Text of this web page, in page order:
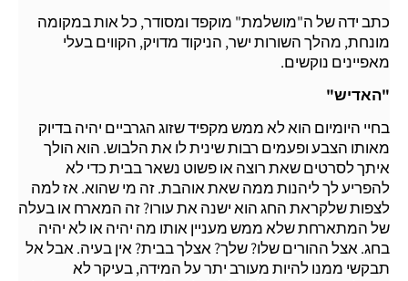
כתב ידה של ה"מושלמת" מוקפד ומסודר, כל אות במקומה
מונחת, מהלך השורות ישר, הניקוד מדויק, הקווים בעלי
מאפיינים נוקשים.
"האדיש"
בחיי היומיום הוא לא ממש מקפיד שזוג הגרביים יהיה בדיוק
מאותו הצבע ופעמים רבות שינית לו את הלבוש. הוא הולך
איתך לסרטים שאת רוצה או פשוט נשאר בבית כדי לא
להפריע לך ליהנות ממה שאת אוהבת. זה מי שהוא. אז למה
לצפות שלקראת החג הוא ישנה את עורו? זה המארח או בעלה
של המתארחת שלא ממש מעניין אותו מה יהיה או לא יהיה
בחג. אצל ההורים שלו? שלך? אצלך בבית? אין בעיה. אבל אל
תבקשי ממנו להיות מעורב יתר על המידה, בעיקר לא